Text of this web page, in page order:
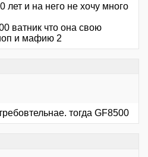
лет и на него не хочу много
ватник что она свою
и мафию 2
тогда GF8500